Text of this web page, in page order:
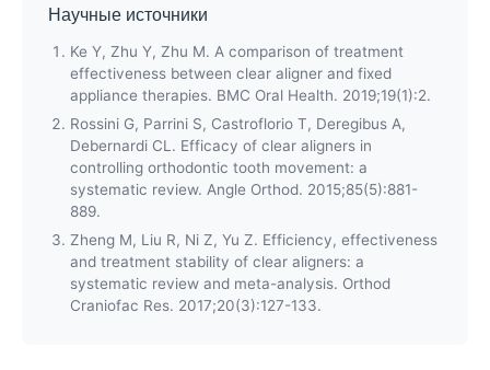
Научные источники
Ke Y, Zhu Y, Zhu M. A comparison of treatment
effectiveness between clear aligner and fixed
appliance therapies. BMC Oral Health. 2019;19(1):2.
Rossini G, Parrini S, Castroflorio T, Deregibus A,
Debernardi CL. Efficacy of clear aligners in
controlling orthodontic tooth movement: a
systematic review. Angle Orthod. 2015;85(5):881-
889.
Zheng M, Liu R, Ni Z, Yu Z. Efficiency, effectiveness
and treatment stability of clear aligners: a
systematic review and meta-analysis. Orthod
Craniofac Res. 2017;20(3):127-133.